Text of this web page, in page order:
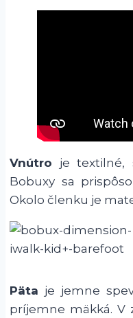
Vnútro je textilné,
Bobuxy sa
Okolo členku je
Päta je jemne
príjemne mäkká. V